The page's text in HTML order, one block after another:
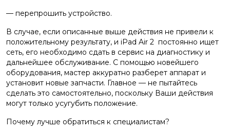
— перепрошить устройство.
В случае, если описанные выше действия не привели к
положительному результату, и iPad Air 2 постоянно ищет
сеть, его необходимо сдать в сервис на диагностику и
дальнейшее обслуживание. С помощью новейшего
оборудования, мастер аккуратно разберет аппарат и
установит новые запчасти. Главное — не пытайтесь
сделать это самостоятельно, поскольку Ваши действия
могут только усугубить положение.
Почему лучше обратиться к специалистам?